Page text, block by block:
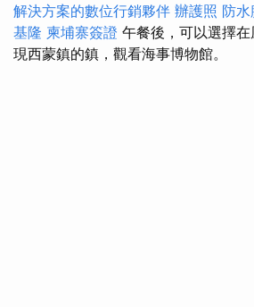
解決方案的數位行銷夥伴 辦護照 防水
基隆 柬埔寨簽證 午餐後，可以選擇
現西蒙鎮的鎮，觀看海事博物館。